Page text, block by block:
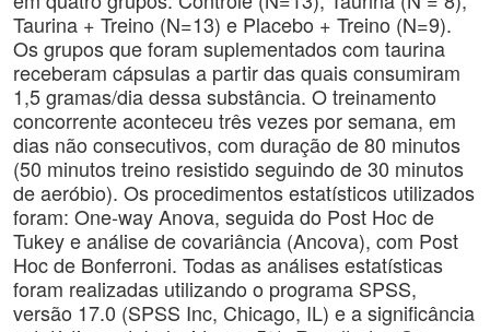
Taurina + Treino (N=13) e Placebo + Treino (N=9).
Os grupos que foram suplementados com taurina
receberam cápsulas a partir das quais consumiram
1,5 gramas/dia dessa substância. O treinamento
concorrente aconteceu três vezes por semana, em
dias não consecutivos, com duração de 80 minutos
(50 minutos treino resistido seguindo de 30 minutos
de aeróbio). Os procedimentos estatísticos utilizados
foram: One-way Anova, seguida do Post Hoc de
Tukey e análise de covariância (Ancova), com Post
Hoc de Bonferroni. Todas as análises estatísticas
foram realizadas utilizando o programa SPSS,
versão 17.0 (SPSS Inc, Chicago, IL) e a significância